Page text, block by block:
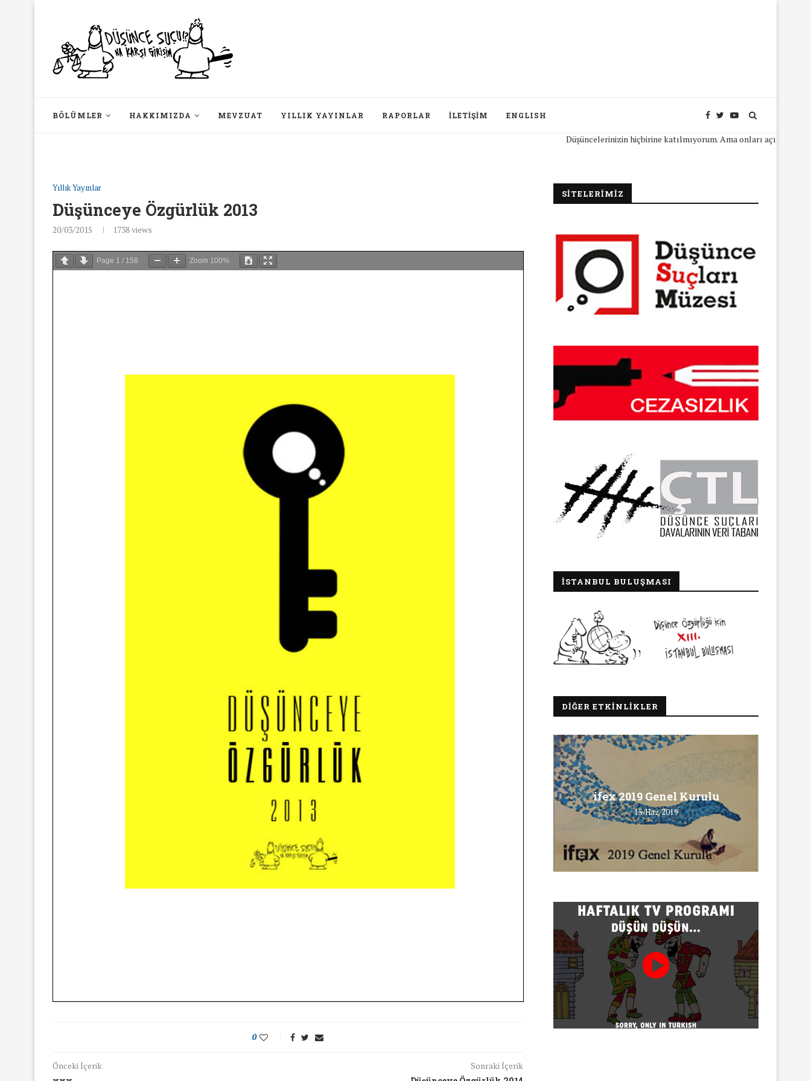
BÖLÜMLER HAKKIMIZDA MEVZUAT YILLIK YAYINLAR RAPORLAR İLETIŞIM ENGLISH
Düşüncelerinizin hiçbirine katılmıyorum. Ama onları açıkça ifade
Yıllık Yayınlar
Düşünceye Özgürlük 2013
20/03/2015 1738views
Page 1 / 158 Zoom 100%
0
Önceki İçerik
Sonraki İçerik
SİTELERİMİZ
İSTANBUL BULUŞMASI
DIĞER ETKINLIKLER
Konuştuk
ifex 2019 Genel Kurulu
15/Haz/2019